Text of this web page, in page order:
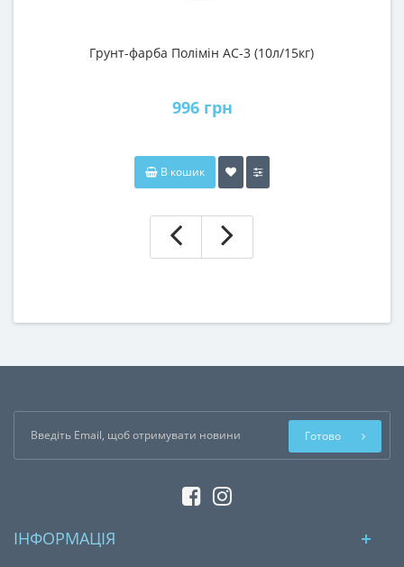
Грунт-фарба Полімін АС-3 (10л/15кг)
996 грн
В кошик
Готово
ІНФОРМАЦІЯ